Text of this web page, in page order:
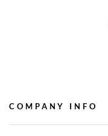
COMPANY INFO